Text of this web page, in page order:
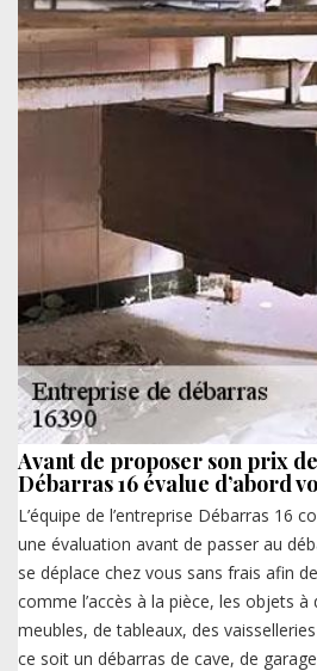
Avant de proposer son prix
Débarras 16 évalue d’abord
L’équipe de l’entreprise Débarras 16
une évaluation avant de passer au
se déplace chez vous sans frais afin
comme l’accès à la pièce, les objets à
meubles, de tableaux, des
ce soit un débarras de cave, de